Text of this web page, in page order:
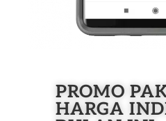
PROMO
HARGA